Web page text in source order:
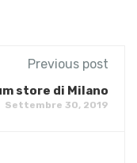
Previous post
store di Milano
Settembre 30, 2019